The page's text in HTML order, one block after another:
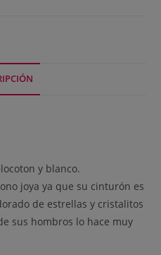
y blanco.
joya ya que su cinturón es
de estrellas y cristalitos
sus hombros lo hace muy